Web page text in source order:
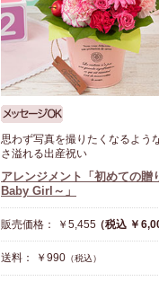
思わず写真を撮りたくなるよう
さ溢れる出産祝い
アレンジメント「初めての贈
Baby Girl～」
販売価格： ￥5,455（税込 ￥
送料： ￥990 （税込）